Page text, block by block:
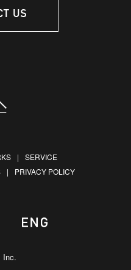
SERVICE
PRIVACY POLICY
Inc.